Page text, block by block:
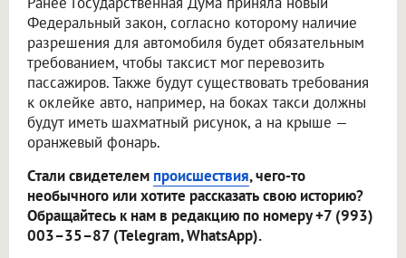
Федеральный закон, согласно которому наличие
разрешения для автомобиля будет обязательным
требованием, чтобы таксист мог перевозить
пассажиров. Также будут существовать требования
к оклейке авто, например, на боках такси должны
будут иметь шахматный рисунок, а на крыше —
оранжевый фонарь.
Стали свидетелем происшествия, чего-то
необычного или хотите рассказать свою историю?
Обращайтесь к нам в редакцию по номеру +7 (993)
003–35–87 (Telegram, WhatsApp).